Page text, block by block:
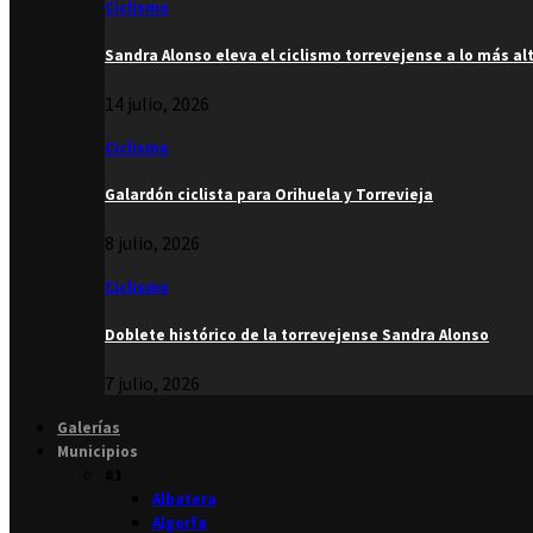
Ciclismo
Sandra Alonso eleva el ciclismo torrevejense a lo más
14 julio, 2026
Ciclismo
Galardón ciclista para Orihuela y Torrevieja
8 julio, 2026
Ciclismo
Doblete histórico de la torrevejense Sandra Alonso
7 julio, 2026
Galerías
Municipios
Albatera
Algorfa